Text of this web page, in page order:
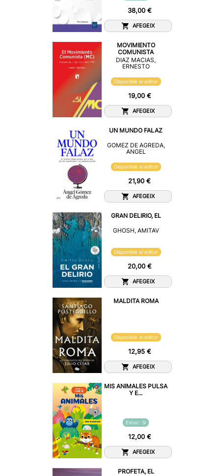
38,00 €
AFEGEIX
MOVIMIENTO
COMUNISTA
DIAZ MACIAS,
ERNESTO
Disponible al editor
19,00 €
AFEGEIX
UN MUNDO FALAZ
GOMEZ DE AGREDA,
ANGEL
Disponible al editor
21,90 €
AFEGEIX
GRAN DELIRIO, EL
GHOSH, AMITAV
Disponible al editor
20,00 €
AFEGEIX
MALDITA ROMA
Disponible al editor
12,95 €
AFEGEIX
MIS ANIMALES PULSA
Y E...
Estoc: Sí
12,00 €
AFEGEIX
PROFETA, EL